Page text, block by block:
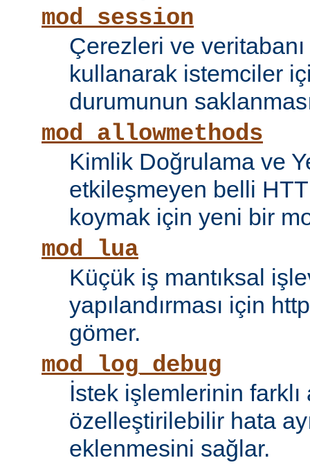
mod_session
Çerezleri ve
kullanarak istemciler
durumunun
mod_allowmethods
Kimlik Doğrulama ve
etkileşmeyen belli
koymak için yeni bir
mod_lua
Küçük iş mantıksal
yapılandırması için
gömer.
mod_log_debug
İstek işlemlerinin farklı
özelleştirilebilir hata
eklenmesini sağlar.